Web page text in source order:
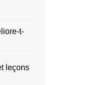
t-
leçons